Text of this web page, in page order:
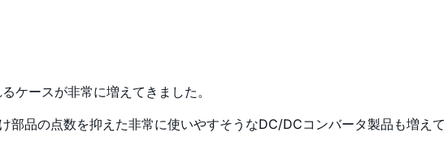
ケースが非常に増えてきました。
品の点数を抑えた非常に使いやすそうなDC/DCコンバータ製品も増えて